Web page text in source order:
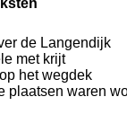
de Langendijk
met krijt
het wegdek
plaatsen waren